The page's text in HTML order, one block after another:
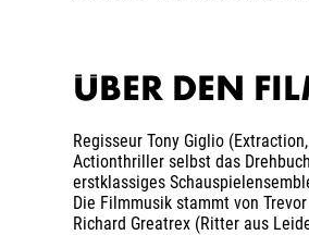
ÜBER DEN
Regisseur Tony Giglio
Actionthriller selbst das
erstklassiges
Die Filmmusik stammt von
Richard Greatrex (Ritter aus